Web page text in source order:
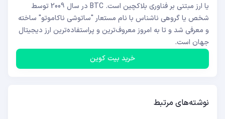
یا ارز مبتنی بر فناوری بلاکچین است. BTC در سال 2009 توسط
شخص یا گروهی ناشناس با نام مستعار "ساتوشی ناکاموتو" ساخته
و معرفی شد و تا به امروز معروف‌ترین و پراستفاده‌ترین ارز دیجیتال
جهان است.
خرید بیت کوین
نوشته‌های مرتبط